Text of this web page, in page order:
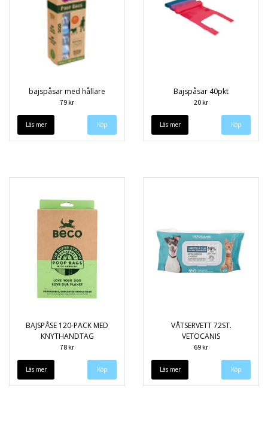
bajspåsar med hållare
79 kr
Läs mer
Bajspåsar 40pkt
20 kr
Läs mer
BAJSPÅSE 120-PACK MED
KNYTHANDTAG
78 kr
Läs mer
VÅTSERVETT 72ST.
VETOCANIS
69 kr
Läs mer